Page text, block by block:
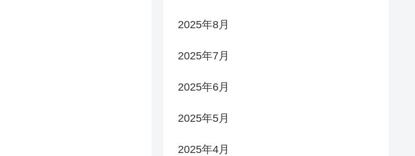
2025年8月
2025年7月
2025年6月
2025年5月
2025年4月